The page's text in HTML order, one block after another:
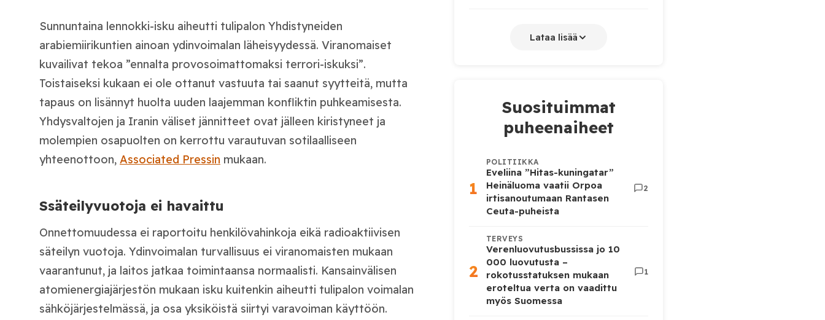
Sunnuntaina lennokki-isku aiheutti tulipalon Yhdistyneiden
arabiemiirikuntien ainoan ydinvoimalan läheisyydessä. Viranomaiset
kuvailivat tekoa ”ennalta provosoimattomaksi terrori-iskuksi”.
Toistaiseksi kukaan ei ole ottanut vastuuta tai saanut syytteitä, mutta
tapaus on lisännyt huolta uuden laajemman konfliktin puhkeamisesta.
Yhdysvaltojen ja Iranin väliset jännitteet ovat jälleen kiristyneet ja
molempien osapuolten on kerrottu varautuvan sotilaalliseen
yhteenottoon, Associated Pressin mukaan.
Ssäteilyvuotoja ei havaittu
Onnettomuudessa ei raportoitu henkilövahinkoja eikä radioaktiivisen
säteilyn vuotoja. Ydinvoimalan turvallisuus ei viranomaisten mukaan
vaarantunut, ja laitos jatkaa toimintaansa normaalisti. Kansainvälisen
atomienergiajärjestön mukaan isku kuitenkin aiheutti tulipalon voimalan
sähköjärjestelmässä, ja osa yksiköistä siirtyi varavoiman käyttöön.
Lataa lisää
Suosituimmat
puheenaiheet
1
POLITIIKKA
Eveliina ”Hitas-kuningatar”
Heinäluoma vaatii Orpoa
irtisanoutumaan Rantasen
Ceuta-puheista
2
2
TERVEYS
Verenluovutusbussissa jo 10
000 luovutusta –
rokotusstatuksen mukaan
eroteltua verta on vaadittu
myös Suomessa
1